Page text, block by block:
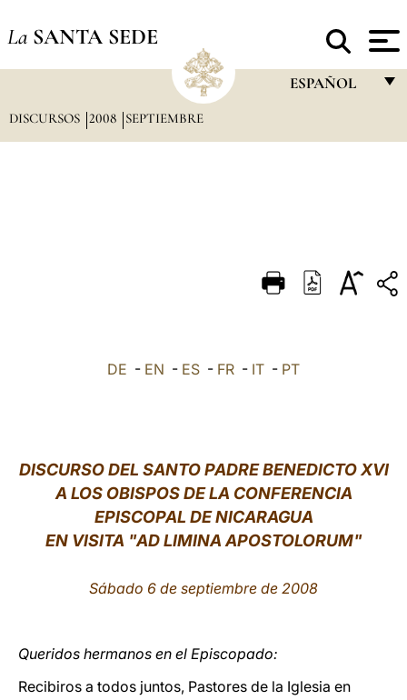
La SANTA SEDE
ESPAÑOL
DEUTSCH
العربيّة
DISCURSOS 2008 SEPTIEMBRE
DE - EN - ES - FR - IT - PT
DISCURSO DEL SANTO PADRE BENEDICTO XVI
A LOS OBISPOS DE LA CONFERENCIA
EPISCOPAL DE NICARAGUA
EN VISITA "AD LIMINA APOSTOLORUM"
Sábado 6 de septiembre de 2008
Queridos hermanos en el Episcopado:
Recibiros a todos juntos, Pastores de la Iglesia en